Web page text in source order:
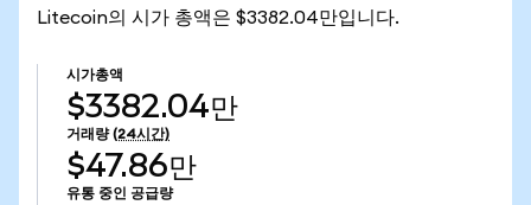
Litecoin의 시가 총액은 $3382.04만입니다.
시가총액
$3382.04만
거래량 (24시간)
$47.86만
유통 중인 공급량